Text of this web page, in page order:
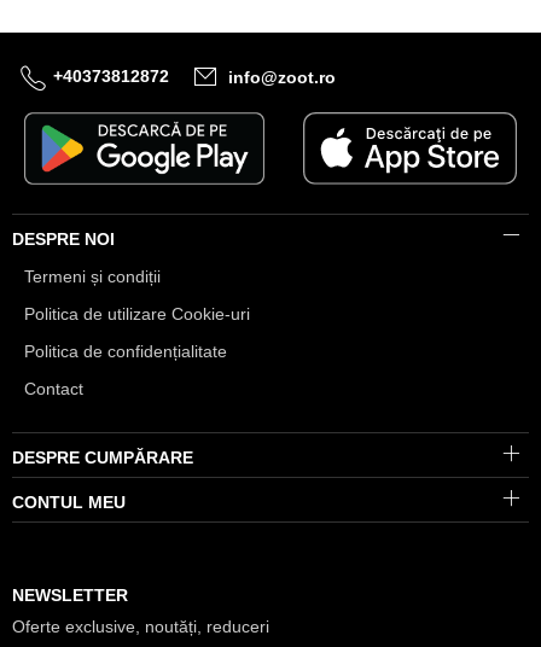
+40373812872 info@zoot.ro
DESPRE NOI
Termeni și condiții
Politica de utilizare Cookie-uri
Politica de confidențialitate
Contact
DESPRE CUMPĂRARE
CONTUL MEU
NEWSLETTER
Oferte exclusive, noutăți, reduceri